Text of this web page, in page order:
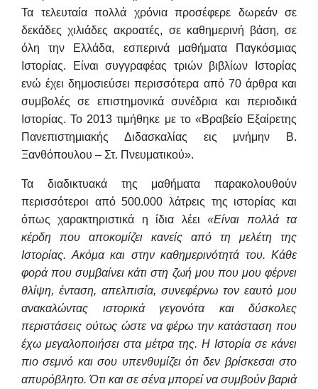
Τα τελευταία πολλά χρόνια προσέφερε δωρεάν σε
δεκάδες χιλιάδες ακροατές, σε καθημερινή βάση, σε
όλη την Ελλάδα, εσπερινά μαθήματα Παγκόσμιας
Ιστορίας. Είναι συγγραφέας τριών βιβλίων Ιστορίας
ενώ έχει δημοσιεύσει περισσότερα από 70 άρθρα και
συμβολές σε επιστημονικά συνέδρια και περιοδικά
Ιστορίας. Το 2013 τιμήθηκε με το «Βραβείο Εξαίρετης
Πανεπιστημιακής Διδασκαλίας εις μνήμην Β.
Ξανθόπουλου – Στ. Πνευματικού».
Τα διαδικτυακά της μαθήματα παρακολουθούν
περισσότεροι από 500.000 λάτρεις της ιστορίας και
όπως χαρακτηριστικά η ίδια λέει«Είναι πολλά τα
κέρδη που αποκομίζει κανείς από τη μελέτη της
Ιστορίας. Ακόμα και στην καθημερινότητά του. Κάθε
φορά που συμβαίνει κάτι στη ζωή μου που μου φέρνει
θλίψη, ένταση, απελπισία, συνεφέρνω τον εαυτό μου
ανακαλώντας ιστορικά γεγονότα και δύσκολες
περιστάσεις ούτως ώστε να φέρω την κατάσταση που
έχω μεγαλοποιήσει στα μέτρα της. Η Ιστορία σε κάνει
πιο σεμνό και σου υπενθυμίζει ότι δεν βρίσκεσαι στο
απυρόβλητο. Ότι και σε σένα μπορεί να συμβούν βαριά